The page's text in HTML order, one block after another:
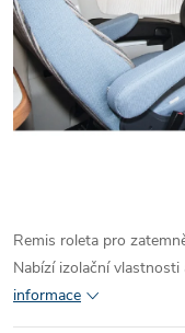
Remis roleta pro
Nabízí izolační
informace